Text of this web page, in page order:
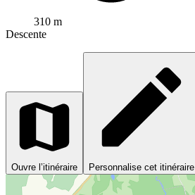
310 m
Descente
Ouvre l’itinéraire Personnalise cet itinéraire